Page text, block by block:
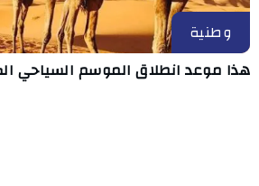
وطنية
هذا موعد انطلاق الموسم السياحي